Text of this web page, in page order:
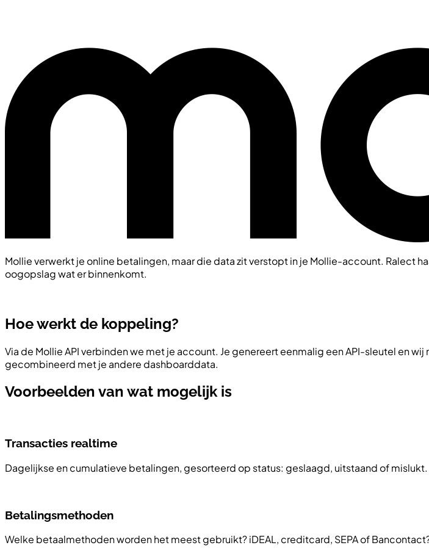
Mollie verwerkt je online betalingen, maar die data zit verstopt in je Mollie-account. Ralect
oogopslag wat er binnenkomt.
Hoe werkt de koppeling?
Via de Mollie API verbinden we met je account. Je genereert eenmalig een API-sleutel en
gecombineerd met je andere dashboarddata.
Voorbeelden van wat mogelijk is
Transacties realtime
Dagelijkse en cumulatieve betalingen, gesorteerd op status: geslaagd, uitstaand of mislukt.
Betalingsmethoden
Welke betaalmethoden worden het meest gebruikt? iDEAL, creditcard, SEPA of